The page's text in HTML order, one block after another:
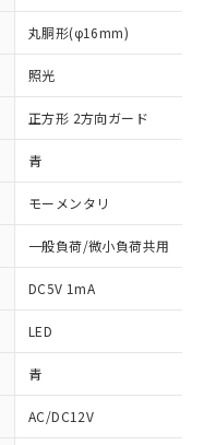
丸胴形(φ16mm)
照光
正方形 2方向ガード
青
モーメンタリ
一般負荷/微小負荷共用
DC5V 1mA
LED
青
AC/DC12V